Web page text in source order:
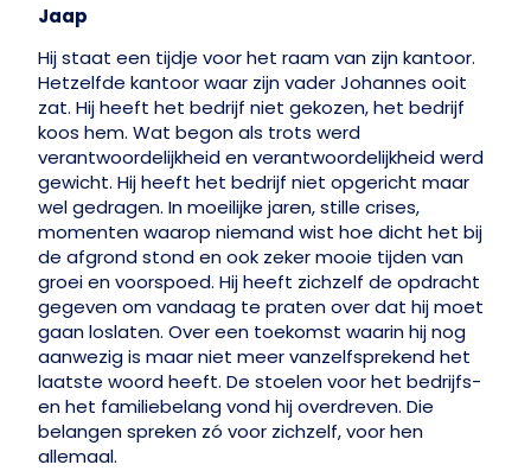
Jaap
Hij staat een tijdje voor het raam van zijn kantoor.
Hetzelfde kantoor waar zijn vader Johannes ooit
zat. Hij heeft het bedrijf niet gekozen, het bedrijf
koos hem. Wat begon als trots werd
verantwoordelijkheid en verantwoordelijkheid werd
gewicht. Hij heeft het bedrijf niet opgericht maar
wel gedragen. In moeilijke jaren, stille crises,
momenten waarop niemand wist hoe dicht het bij
de afgrond stond en ook zeker mooie tijden van
groei en voorspoed. Hij heeft zichzelf de opdracht
gegeven om vandaag te praten over dat hij moet
gaan loslaten. Over een toekomst waarin hij nog
aanwezig is maar niet meer vanzelfsprekend het
laatste woord heeft. De stoelen voor het bedrijfs-
en het familiebelang vond hij overdreven. Die
belangen spreken zó voor zichzelf, voor hen
allemaal.